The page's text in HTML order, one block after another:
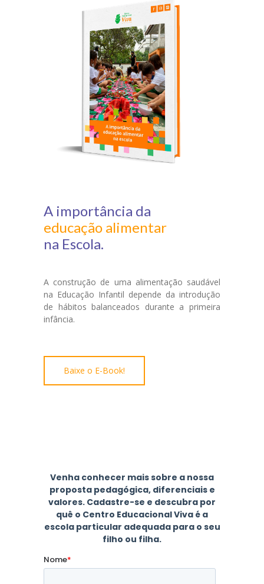
A importância da
educação alimentar
na Escola.
A construção de uma alimentação saudável
na Educação Infantil depende da introdução
de hábitos balanceados durante a primeira
infância.
Baixe o E-Book!